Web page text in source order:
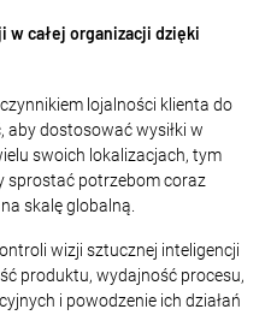
w całej organizacji dzięki
lojalności klienta do
aby dostosować wysiłki w
swoich lokalizacjach, tym
sprostać potrzebom coraz
skalę globalną.
wizji sztucznej inteligencji
produktu, wydajność procesu,
i powodzenie ich działań